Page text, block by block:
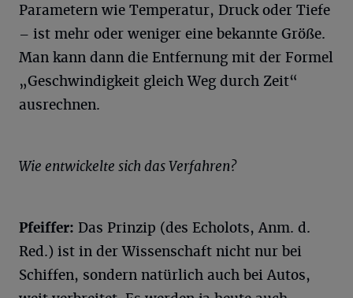
Parametern wie Temperatur, Druck oder Tiefe
– ist mehr oder weniger eine bekannte Größe.
Man kann dann die Entfernung mit der Formel
„Geschwindigkeit gleich Weg durch Zeit“
ausrechnen.
Wie entwickelte sich das Verfahren?
Pfeiffer: Das Prinzip (des Echolots, Anm. d.
Red.) ist in der Wissenschaft nicht nur bei
Schiffen, sondern natürlich auch bei Autos,